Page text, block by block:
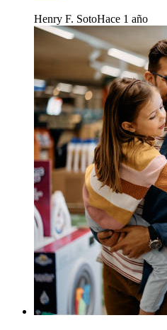
Henry F. SotoHace 1 año